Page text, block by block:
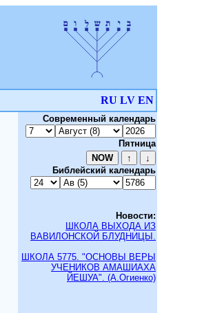
RU LV EN
Современный календарь
Пятница
Библейский календарь
Новости:
ШКОЛА ВЫХОДА ИЗ
ВАВИЛОНСКОЙ БЛУДНИЦЫ.
ШКОЛА 5775. "ОСНОВЫ ВЕРЫ
УЧЕНИКОВ АМАШИАХА
ЙЕШУА". (А.Огиенко)